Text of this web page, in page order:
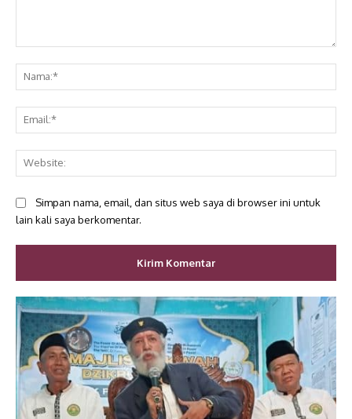
Simpan nama, email, dan situs web saya di browser ini untuk
lain kali saya berkomentar.